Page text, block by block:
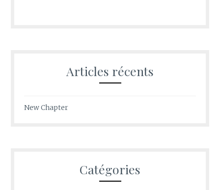
Articles récents
New Chapter
Catégories